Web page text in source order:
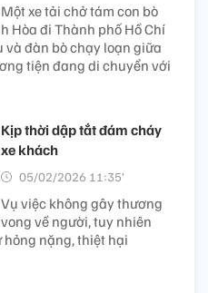
Một xe tải chở tám con bò
Hòa đi Thành phố Hồ Chí
đàn bò chạy loạn giữa
tiện đang di chuyển với
Kịp thời dập tắt đám cháy
xe khách
05/02/2026 11:35’
Vụ việc không gây thương
vong về người, tuy nhiên
hỏng nặng, thiệt hại